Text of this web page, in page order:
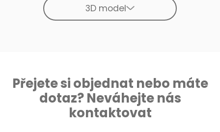
3D model
Přejete si objednat nebo máte
dotaz? Neváhejte nás
kontaktovat